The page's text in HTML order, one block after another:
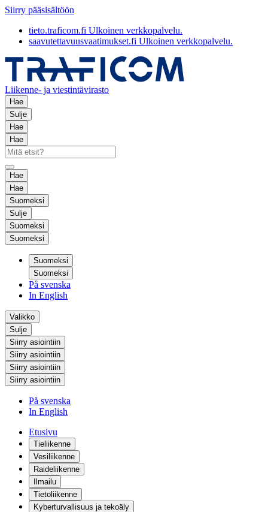
Siirry pääsisältöön
tieto.traficom.fi Ulkoinen verkkopalvelu.
saavutettavuusvaatimukset.fi Ulkoinen verkkopalvelu.
Liikenne- ja viestintävirasto
Hae
Sulje
Hae
Hae
Hae
Hae
Suomeksi
Sulje
Suomeksi
Suomeksi
Suomeksi
Suomeksi
På svenska
In English
Valikko
Sulje
Siirry asiointiin
Siirry asiointiin
Siirry asiointiin
Siirry asiointiin
På svenska
In English
Etusivu
Tieliikenne
Vesiliikenne
Raideliikenne
Ilmailu
Tietoliikenne
Kyberturvallisuus ja tekoäly